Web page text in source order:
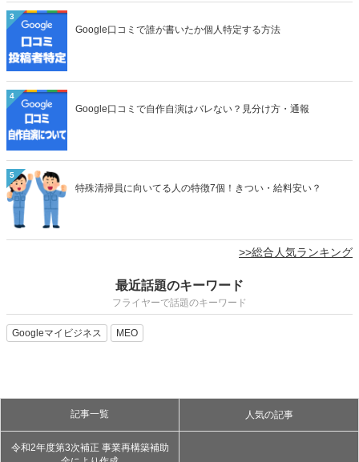
3
Google口コミで誰が書いたか個人特定する方法
4
Google口コミで自作自演はバレない？見分け方・通報
5
特殊清掃員に向いてる人の特徴7個！きつい・給料安い？
>>総合人気ランキング
最近話題のキーワード
フライヤーで話題のキーワード
Googleマイビジネス MEO
記事一覧 人気の記事
令和2年度第3次補正 事業再構築補助